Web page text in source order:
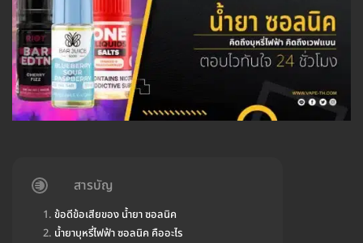
สารบัญ
ข้อดีข้อเสียของ น้ำยา ซอลนิค
น้ำยาบุหรี่ไฟฟ้า ซอลนิค คืออะไร